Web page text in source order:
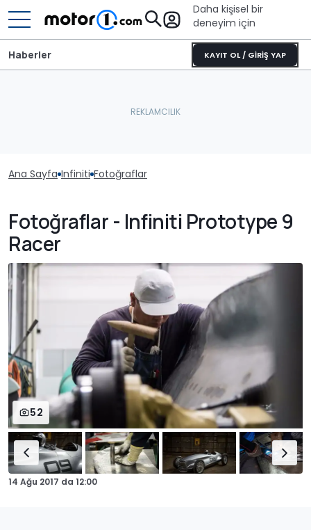
Daha kişisel bir
deneyim için
KAYIT OL / GİRİŞ YAP
Haberler
Ana Sayfa Infiniti Fotoğraflar
Fotoğraflar - Infiniti Prototype 9
Racer
52
14 Ağu 2017 da 12:00